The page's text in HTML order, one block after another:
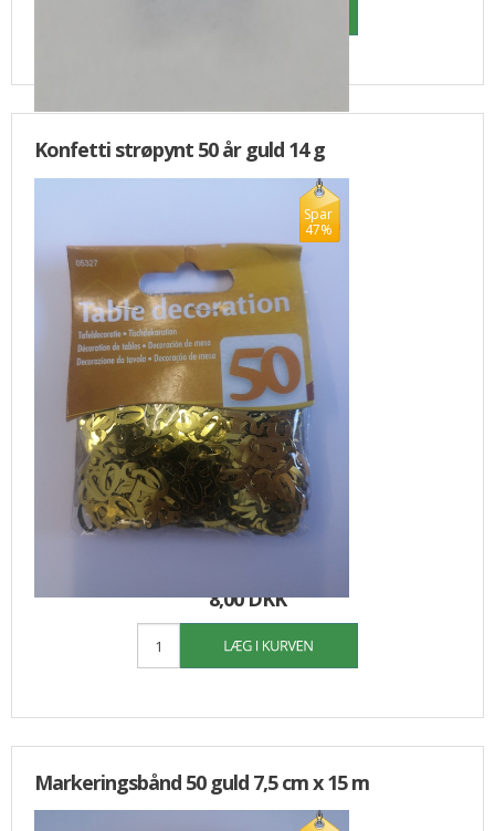
Konfetti strøpynt 50 år guld 14 g
Spar
47%
8,00 DKK
Markeringsbånd 50 guld 7,5 cm x 15 m